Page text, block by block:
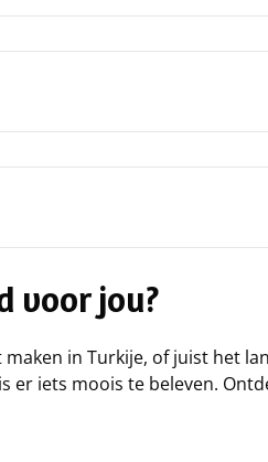
voor jou?
in Turkije, of juist het
er iets moois te beleven.